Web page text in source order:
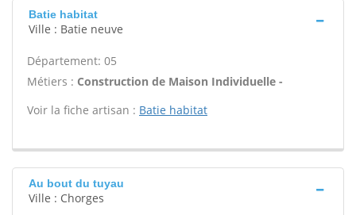
Batie habitat
Ville : Batie neuve
Département: 05
Métiers : Construction de Maison Individuelle -
Voir la fiche artisan : Batie habitat
Au bout du tuyau
Ville : Chorges